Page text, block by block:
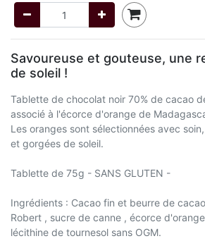
Savoureuse et gouteuse, une
de soleil !
Tablette de chocolat noir 70% de cacao
associé à l'écorce d'orange de
Les oranges sont sélectionnées avec
et gorgées de soleil.
Tablette de 75g - SANS GLUTEN -
Ingrédients : Cacao fin et beurre de
Robert , sucre de canne , écorce
lécithine de tournesol sans OGM.